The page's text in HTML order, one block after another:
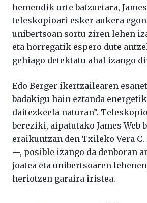
hemendik urte batzuetara,
teleskopioari esker aukera
unibertsoan sortu ziren lehen
eta horregatik espero dute
gehiago detektatu ahal izango
Edo Berger ikertzailearen
badakigu hain eztanda
daitezkeela naturan”.
bereziki, aipatutako James Web
eraikuntzan den Txileko Vera
—, posible izango da denboran
joatea eta unibertsoaren
heriotzen garaira iristea.